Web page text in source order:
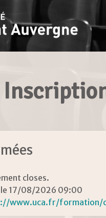
closes.
17/08/2026 09:00
www.uca.fr/formation/